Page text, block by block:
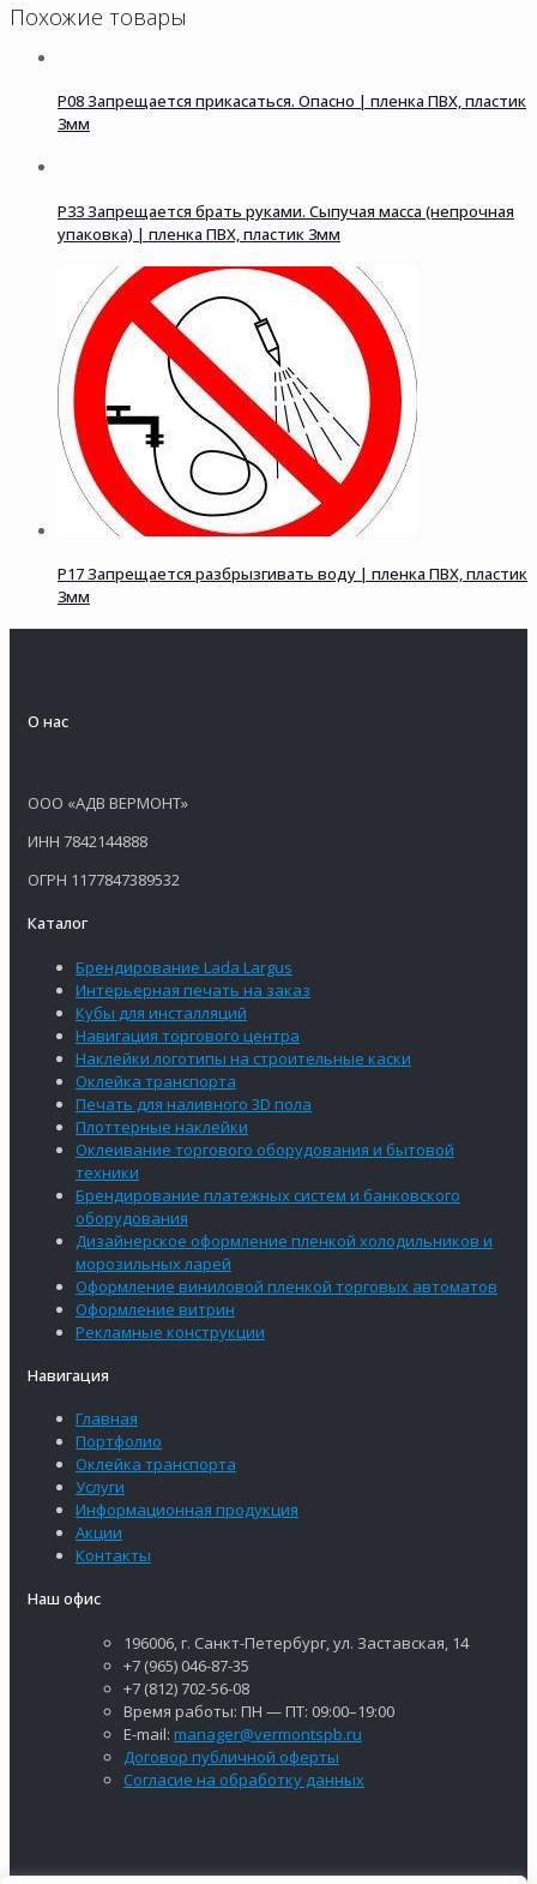
Похожие товары
P08 Запрещается прикасаться. Опасно | пленка ПВХ, пластик
3мм
P33 Запрещается брать руками. Сыпучая масса (непрочная
упаковка) | пленка ПВХ, пластик 3мм
P17 Запрещается разбрызгивать воду | пленка ПВХ, пластик
3мм
О нас
ООО «АДВ ВЕРМОНТ»
ИНН 7842144888
ОГРН 1177847389532
Каталог
Брендирование Lada Largus
Интерьерная печать на заказ
Кубы для инсталляций
Навигация торгового центра
Наклейки логотипы на строительные каски
Оклейка транспорта
Печать для наливного 3D пола
Плоттерные наклейки
Оклеивание торгового оборудования и бытовой
техники
Брендирование платежных систем и банковского
оборудования
Дизайнерское оформление пленкой холодильников и
морозильных ларей
Оформление виниловой пленкой торговых автоматов
Оформление витрин
Рекламные конструкции
Навигация
Главная
Портфолио
Оклейка транспорта
Услуги
Информационная продукция
Акции
Контакты
Наш офис
196006, г. Санкт-Петербург, ул. Заставская, 14
+7 (965) 046-87-35
+7 (812) 702-56-08
Время работы: ПН — ПТ: 09:00–19:00
E-mail: manager@vermontspb.ru
Договор публичной оферты
Согласие на обработку данных